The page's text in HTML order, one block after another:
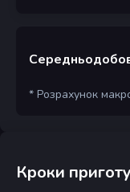
* Розрахунок
Кроки